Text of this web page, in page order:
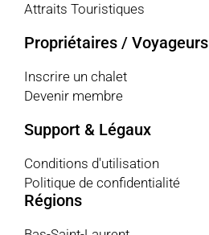
Attraits Touristiques
Propriétaires / Voyageurs
Inscrire un chalet
Devenir membre
Support & Légaux
Conditions d'utilisation
Politique de confidentialité
Régions